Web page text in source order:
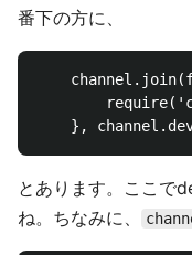
番下の方に、
とあります。ここで
ね。ちなみに、